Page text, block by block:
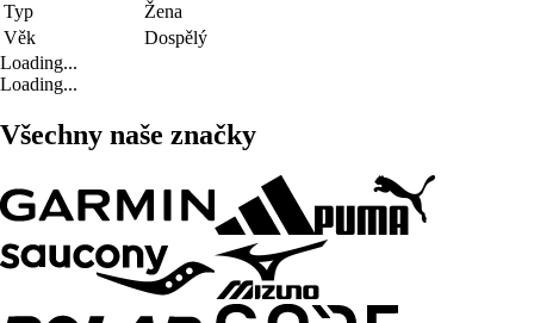
Typ
Žena
Věk
Dospělý
Loading...
Loading...
Všechny naše značky